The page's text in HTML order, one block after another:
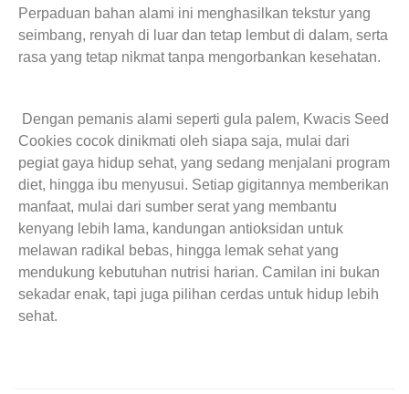
Perpaduan bahan alami ini menghasilkan tekstur yang
seimbang, renyah di luar dan tetap lembut di dalam, serta
rasa yang tetap nikmat tanpa mengorbankan kesehatan.
Dengan pemanis alami seperti gula palem, Kwacis Seed
Cookies cocok dinikmati oleh siapa saja, mulai dari
pegiat gaya hidup sehat, yang sedang menjalani program
diet, hingga ibu menyusui. Setiap gigitannya memberikan
manfaat, mulai dari sumber serat yang membantu
kenyang lebih lama, kandungan antioksidan untuk
melawan radikal bebas, hingga lemak sehat yang
mendukung kebutuhan nutrisi harian. Camilan ini bukan
sekadar enak, tapi juga pilihan cerdas untuk hidup lebih
sehat.